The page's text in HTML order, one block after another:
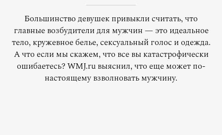
Большинство девушек привыкли считать, что
главные возбудители для мужчин — это идеальное
тело, кружевное белье, сексуальный голос и одежда.
А что если мы скажем, что все вы катастрофически
ошибаетесь? WMJ.ru выяснил, что еще может по-
настоящему взволновать мужчину.